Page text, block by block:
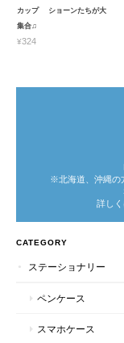
カップ ショーンたちが大
集合♫
¥324
※北海道、沖縄の
詳し
CATEGORY
ステーショナリー
ペンケース
スマホケース